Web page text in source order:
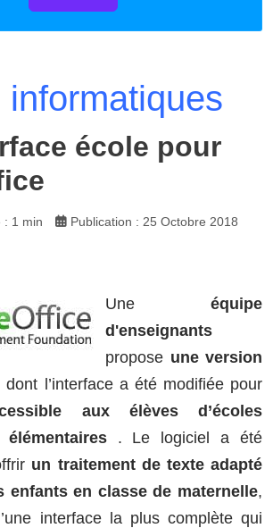
école pour
: 1 min Publication : 25 Octobre 2018
Une équipe
d'enseignants
propose une version
dont l’interface a été modifiée pour
aux élèves d’écoles
. Le logiciel a été
un traitement de texte adapté
enfants en classe de maternelle,
interface la plus complète qui